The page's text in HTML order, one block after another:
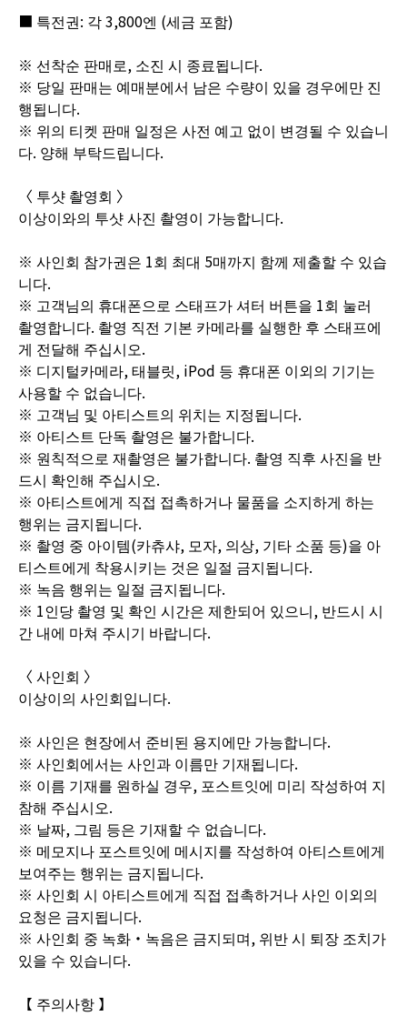
■ 특전권: 각 3,800엔 (세금 포함)
※ 선착순 판매로, 소진 시 종료됩니다.
※ 당일 판매는 예매분에서 남은 수량이 있을 경우에만 진
행됩니다.
※ 위의 티켓 판매 일정은 사전 예고 없이 변경될 수 있습니
다. 양해 부탁드립니다.
〈 투샷 촬영회 〉
이상이와의 투샷 사진 촬영이 가능합니다.
※ 사인회 참가권은 1회 최대 5매까지 함께 제출할 수 있습
니다.
※ 고객님의 휴대폰으로 스태프가 셔터 버튼을 1회 눌러
촬영합니다. 촬영 직전 기본 카메라를 실행한 후 스태프에
게 전달해 주십시오.
※ 디지털카메라, 태블릿, iPod 등 휴대폰 이외의 기기는
사용할 수 없습니다.
※ 고객님 및 아티스트의 위치는 지정됩니다.
※ 아티스트 단독 촬영은 불가합니다.
※ 원칙적으로 재촬영은 불가합니다. 촬영 직후 사진을 반
드시 확인해 주십시오.
※ 아티스트에게 직접 접촉하거나 물품을 소지하게 하는
행위는 금지됩니다.
※ 촬영 중 아이템(카츄샤, 모자, 의상, 기타 소품 등)을 아
티스트에게 착용시키는 것은 일절 금지됩니다.
※ 녹음 행위는 일절 금지됩니다.
※ 1인당 촬영 및 확인 시간은 제한되어 있으니, 반드시 시
간 내에 마쳐 주시기 바랍니다.
〈 사인회 〉
이상이의 사인회입니다.
※ 사인은 현장에서 준비된 용지에만 가능합니다.
※ 사인회에서는 사인과 이름만 기재됩니다.
※ 이름 기재를 원하실 경우, 포스트잇에 미리 작성하여 지
참해 주십시오.
※ 날짜, 그림 등은 기재할 수 없습니다.
※ 메모지나 포스트잇에 메시지를 작성하여 아티스트에게
보여주는 행위는 금지됩니다.
※ 사인회 시 아티스트에게 직접 접촉하거나 사인 이외의
요청은 금지됩니다.
※ 사인회 중 녹화・녹음은 금지되며, 위반 시 퇴장 조치가
있을 수 있습니다.
【 주의사항 】